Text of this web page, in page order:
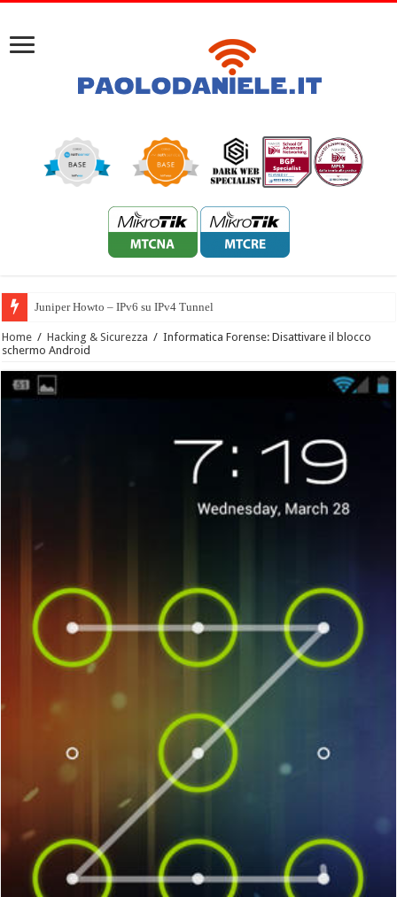
Juniper Howto – IPv6 su IPv4 Tunnel
Home / Hacking & Sicurezza / Informatica Forense: Disattivare il blocco
schermo Android